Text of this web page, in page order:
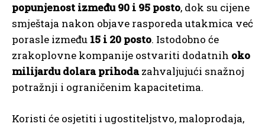
popunjenost između 90 i 95 posto, dok su cijene
smještaja nakon objave rasporeda utakmica već
porasle između 15 i 20 posto. Istodobno će
zrakoplovne kompanije ostvariti dodatnih oko
milijardu dolara prihodazahvaljujući snažnoj
potražnji i ograničenim kapacitetima.
Koristi će osjetiti i ugostiteljstvo, maloprodaja,